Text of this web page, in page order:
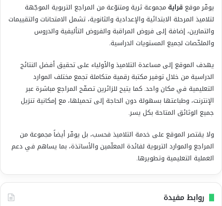
يوفّر موقع قرايةمجموعة ثرية ومتنوّعة من المراجع التربوية الموجّهة
لتلاميذ المرحلة الابتدائية والإعدادية والثانوية، تشمل الامتحانات والتقييمات
والتمارين، إضافة إلى فروض المراقبة والفروض التأليفية والدروس
والملخّصات لجميع المستويات الدراسية.
يهدف الموقع إلى مساعدة التلاميذ والأولياء على تحقيق أفضل النتائج
الدراسية من خلال توفير مكتبة رقمية متكاملة تجمع مختلف الموارد
التعليمية في مكان واحد. كما يتيح للزائرين تصفّح المراجع مباشرة عبر
الإنترنت، وطباعتها بسهولة دون الحاجة إلى تحميلها، مع إمكانية تنزيل
جميع الوثائق المتاحة بكل يسر.
ولا يقتصر الموقع على خدمة التلاميذ فحسب، بل يوفّر أيضاً مجموعة من
المراجع والموارد التربوية لفائدة المعلّمين والأساتذة، بما يساهم في دعم
العملية التعليمية وتطويرها.
روابط مفيدة